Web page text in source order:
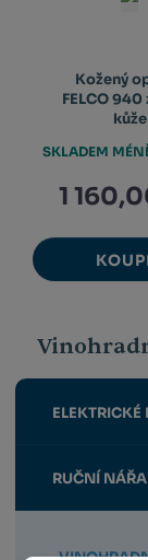
Kožený
FELCO 940
kůže
1
SKLADEM
ELEKTRICKÉ
RUČNÍ